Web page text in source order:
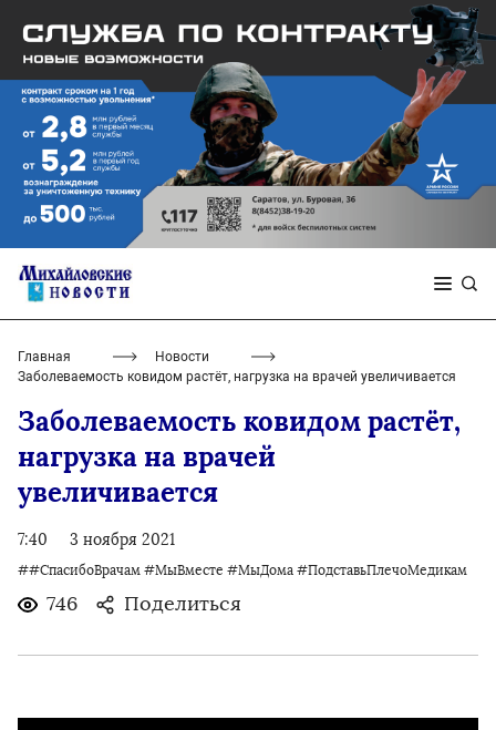
Главная
Новости
Заболеваемость ковидом растёт, нагрузка на врачей увеличивается
Заболеваемость ковидом растёт,
нагрузка на врачей
увеличивается
7:40 3 ноября 2021
##СпасибоВрачам #МыВместе #МыДома #ПодставьПлечоМедикам
746 Поделиться